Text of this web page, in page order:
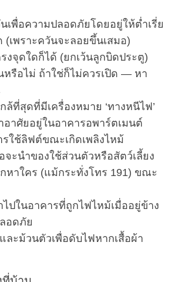
เพื่อความปลอดภัยโดยอยู่ให้ต่ำเรี่ย
เพราะควันจะลอยขึ้นเสมอ)
งจุดใดก็ได้ (ยกเว้นลูกบิดประตู)
หรือไม่ ถ้าใช่ก็ไม่ควรเปิด — หา
ล้ที่สุดที่มีเครื่องหมาย ‘ทางหนีไฟ’
อาศัยอยู่ในอาคารอพาร์ตเมนต์
รใช้ลิฟต์ขณะเกิดเพลิงไหม้
จะนำของใช้ส่วนตัวหรือสัตว์เลี้ยง
หาใคร (แม้กระทั่งโทร 191) ขณะ
ไปในอาคารที่ถูกไฟไหม้เมื่ออยู่ข้าง
อดภัย
ละม้วนตัวเพื่อดับไฟหากเสื้อผ้า